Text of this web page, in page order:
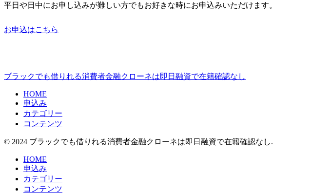
平日や日中にお申し込みが難しい方でもお好きな時にお申込みいただけます。
お申込はこちら
ブラックでも借りれる消費者金融クローネは即日融資で在籍確認なし
HOME
申込み
カテゴリー
コンテンツ
© 2024 ブラックでも借りれる消費者金融クローネは即日融資で在籍確認なし.
HOME
申込み
カテゴリー
コンテンツ